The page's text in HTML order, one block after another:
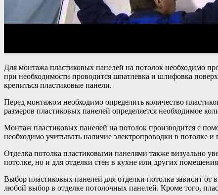
Для монтажа пластиковых панелей на потолок необходимо
при необходимости проводится шпатлевка и шлифовка
крепиться пластиковые панели.
Перед монтажом необходимо определить количество
размеров пластиковых панелей определяется необходимое
Монтаж пластиковых панелей на потолок производится с
необходимо учитывать наличие электропроводки в потолке
Отделка потолка пластиковыми панелями также визуально
потолке, но и для отделки стен в кухне или других
Выбор пластиковых панелей для отделки потолка зависит от
любой выбор в отделке потолочных панелей. Кроме того,